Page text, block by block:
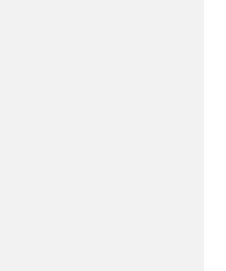
garantit une
nette et
– sans
l’herbe. Sa
de coupe de
permet de
efficacement
y
sur les
surfaces de